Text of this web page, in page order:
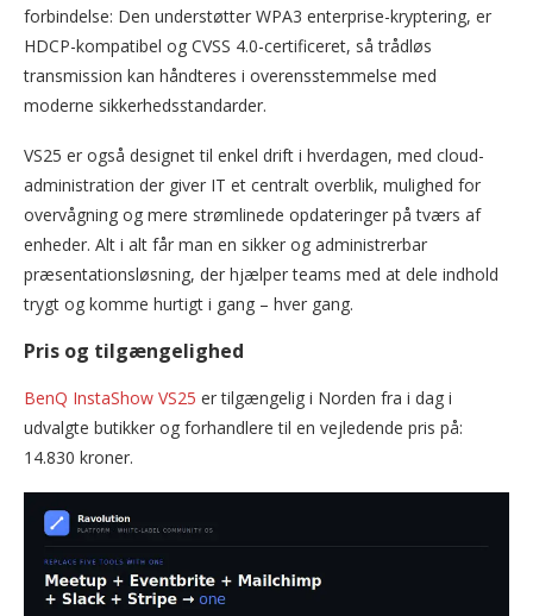
forbindelse: Den understøtter WPA3 enterprise-kryptering, er
HDCP-kompatibel og CVSS 4.0-certificeret, så trådløs
transmission kan håndteres i overensstemmelse med
moderne sikkerhedsstandarder.
VS25 er også designet til enkel drift i hverdagen, med cloud-
administration der giver IT et centralt overblik, mulighed for
overvågning og mere strømlinede opdateringer på tværs af
enheder. Alt i alt får man en sikker og administrerbar
præsentationsløsning, der hjælper teams med at dele indhold
trygt og komme hurtigt i gang – hver gang.
Pris og tilgængelighed
BenQ InstaShow VS25 er tilgængelig i Norden fra i dag i
udvalgte butikker og forhandlere til en vejledende pris på:
14.830 kroner.